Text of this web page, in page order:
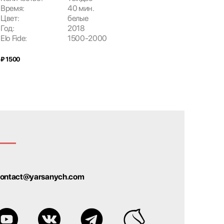
Время:
40 мин.
Цвет:
белые
Год:
2018
Elo Fide:
1500-2000
₽ 1500